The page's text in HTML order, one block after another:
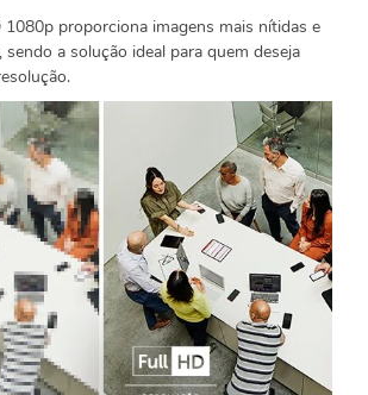
proporciona imagens mais nítidas e
sendo a solução ideal para quem deseja